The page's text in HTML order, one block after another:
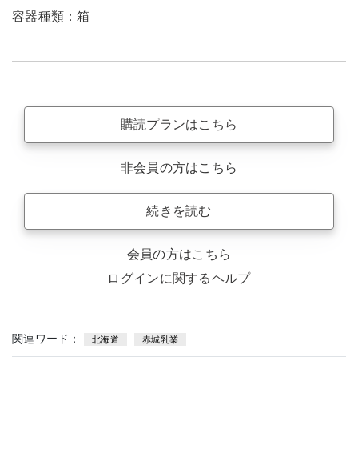
容器種類：箱
購読プランはこちら
非会員の方はこちら
続きを読む
会員の方はこちら
ログインに関するヘルプ
関連ワード： 北海道 赤城乳業